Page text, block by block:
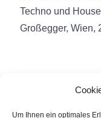
Um Ihnen ein optimales
Techno und
Großegger, Wien,